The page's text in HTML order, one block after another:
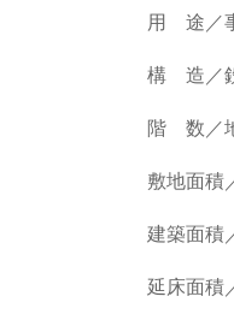
用 途／
構 造／
階 数／
敷地面積
建築面積
延床面積